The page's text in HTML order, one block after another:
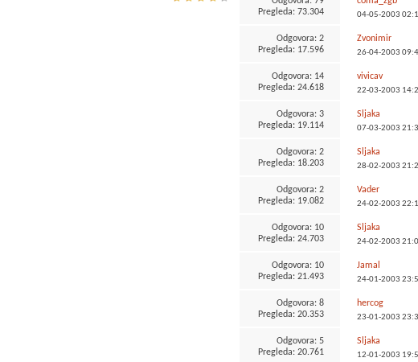
Pregleda: 73.304
04-05-2003
Odgovora: 2
Pregleda: 17.596
Zvonimir
26-04-2003
Odgovora: 14
Pregleda: 24.618
vivicav
22-03-2003
Odgovora: 3
Pregleda: 19.114
Sljaka
07-03-2003
Odgovora: 2
Pregleda: 18.203
Sljaka
28-02-2003
Odgovora: 2
Pregleda: 19.082
Vader
24-02-2003
Odgovora: 10
Pregleda: 24.703
Sljaka
24-02-2003
Odgovora: 10
Pregleda: 21.493
Jamal
24-01-2003
Odgovora: 8
Pregleda: 20.353
hercog
23-01-2003
Odgovora: 5
Pregleda: 20.761
Sljaka
12-01-2003